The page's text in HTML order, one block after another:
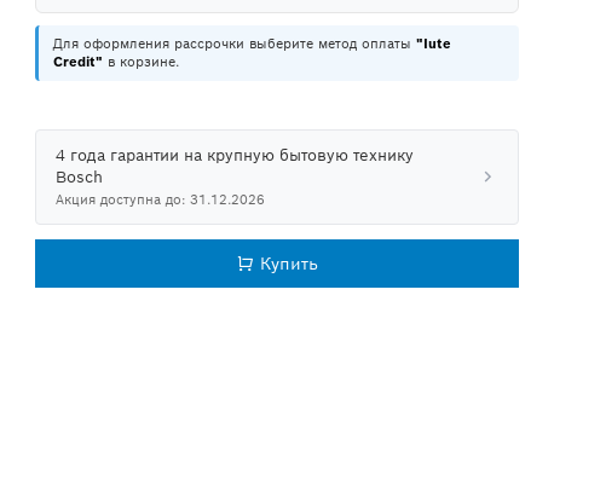
Для оформления рассрочки выберите метод оплаты "Iute
Credit" в корзине.
4 года гарантии на крупную бытовую технику
Bosch
Акция доступна до: 31.12.2026
Купить